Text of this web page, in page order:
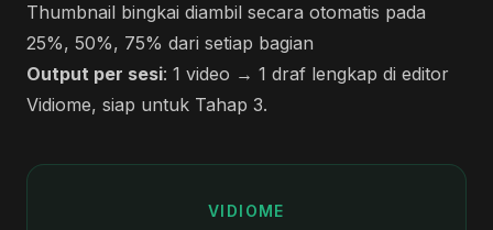
Thumbnail bingkai diambil secara otomatis pada
25%, 50%, 75% dari setiap bagian
Output per sesi: 1 video → 1 draf lengkap di editor
Vidiome, siap untuk Tahap 3.
VIDIOME